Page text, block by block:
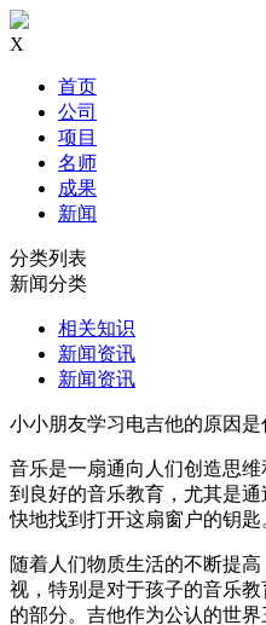
X
首页
公司
项目
名师
成果
新闻
分类列表
新闻分类
相关知识
新闻资讯
新闻资讯
小小朋友学习电吉他的原因是
音乐是一扇通向人们创造思
到良好的音乐教育，尤其是
快地找到打开这扇窗户的钥匙
随着人们物质生活的不断提
视，特别是对于孩子的音乐
的部分。吉他作为公认的世